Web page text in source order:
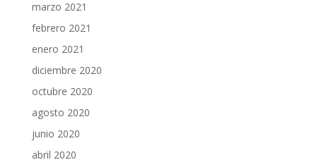
marzo 2021
febrero 2021
enero 2021
diciembre 2020
octubre 2020
agosto 2020
junio 2020
abril 2020